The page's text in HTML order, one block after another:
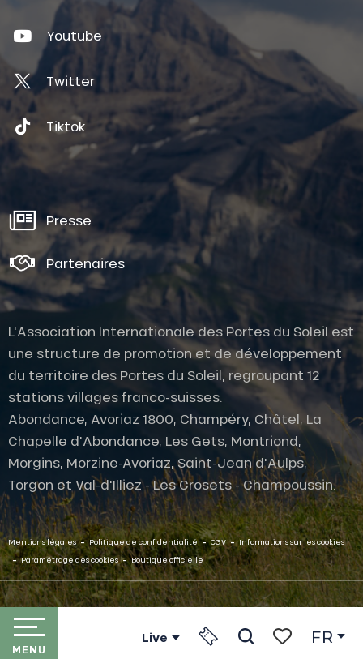
MENU
Live FR
Youtube
Twitter
Tiktok
Presse
Partenaires
L'Association Internationale des Portes du Soleil est
une structure de promotion et de développement
du territoire des Portes du Soleil, regroupant 12
stations villages franco-suisses.
Abondance, Avoriaz 1800, Champéry, Châtel, La
Chapelle d'Abondance, Les Gets, Montriond,
Morgins, Morzine-Avoriaz, Saint-Jean d'Aulps,
Torgon et Val-d'Illiez - Les Crosets - Champoussin.
Mentions légales - Politique de confidentialité - CGV - Informations sur les cookies
- Paramétrage des cookies - Boutique officielle